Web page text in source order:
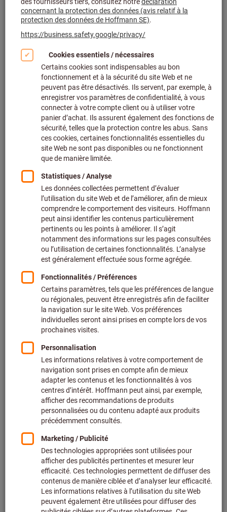
Cliquer pour agrandir l’image
Prix par 1 Unité
+ TVA en vigueur
Prix et frais de livraison
Prix personnalisés pour les clients professionnels après
connexion.
Ajouter au panier
Délai de livraison estimé : 2 à 3 semaines
Veuillez noter le délai de livraison et les conseils
limités:
chez le fabricant, car il ne fait pas partie de notre
assortiment principal et n’est donc pas en stock chez
nous.Infos
Ajouter à la liste de favoris Partager l’article